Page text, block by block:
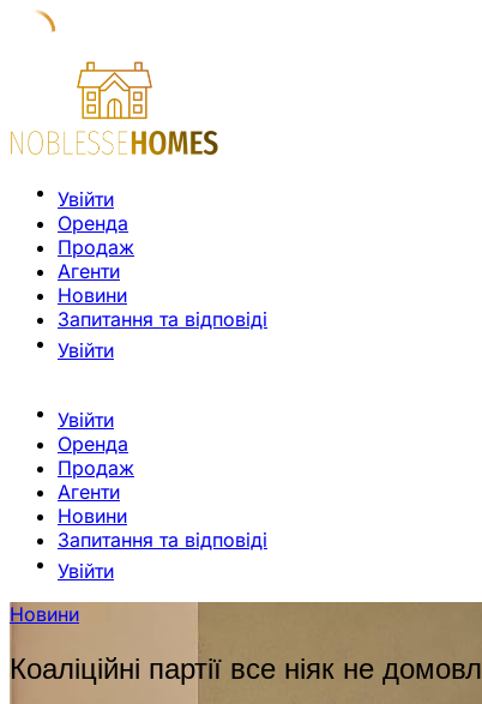
Увійти
Оренда
Продаж
Агенти
Новини
Запитання та відповіді
Увійти
Увійти
Оренда
Продаж
Агенти
Новини
Запитання та відповіді
Увійти
Новини
Коаліційні партії все ніяк не